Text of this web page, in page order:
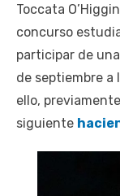
Toccata
concurso
participar de
de septiembre a
ello,
siguiente